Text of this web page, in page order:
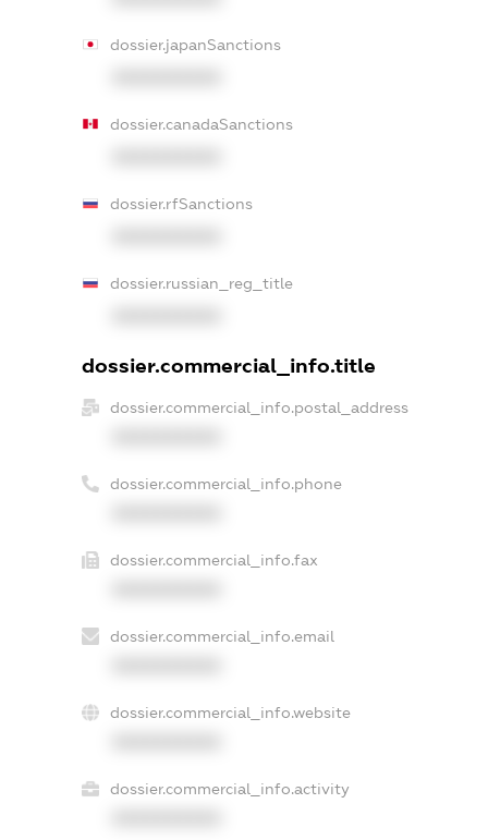
dossier.japanSanctions
dossier.canadaSanctions
dossier.rfSanctions
dossier.russian_reg_title
dossier.commercial_info.title
dossier.commercial_info.postal_address
dossier.commercial_info.phone
dossier.commercial_info.fax
dossier.commercial_info.email
dossier.commercial_info.website
dossier.commercial_info.activity